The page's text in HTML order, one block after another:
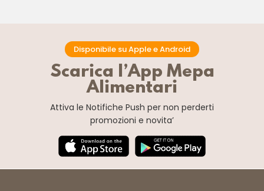
Disponibile su Apple e Android
Scarica l’App Mepa
Alimentari
Attiva le Notifiche Push per non perderti
promozioni e novita’